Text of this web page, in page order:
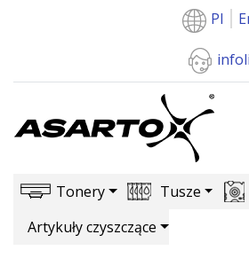
Pl
Tonery Tusze
Artykuły czyszczące